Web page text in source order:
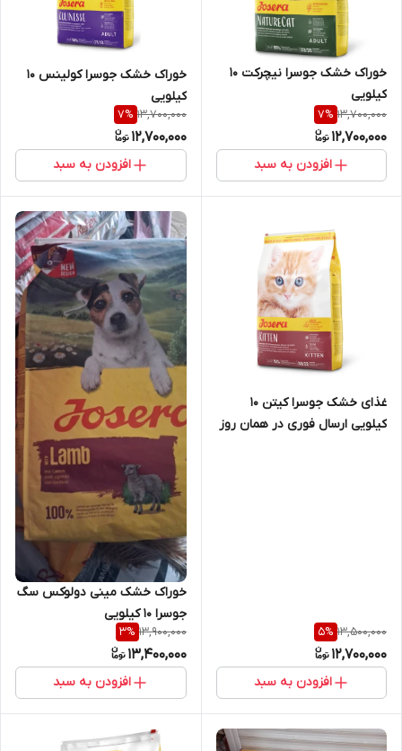
خوراک خشک جوسرا نیچرکت 10
کیلویی
13,700,000
7%
12,700,000
افزودن به سبد
خوراک خشک جوسرا کولینس 10
کیلویی
13,700,000
7%
12,700,000
افزودن به سبد
غذای خشک جوسرا کیتن 10
کیلویی ارسال فوری در همان روز
13,500,000
5%
12,700,000
افزودن به سبد
خوراک خشک مینی دولوکس سگ
جوسرا 10 کیلویی
13,900,000
3%
13,400,000
افزودن به سبد